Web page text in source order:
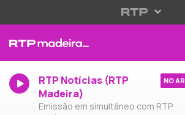
RTP Notícias (RTP
Madeira)
Emissão em simultâneo com RTP
NO AR